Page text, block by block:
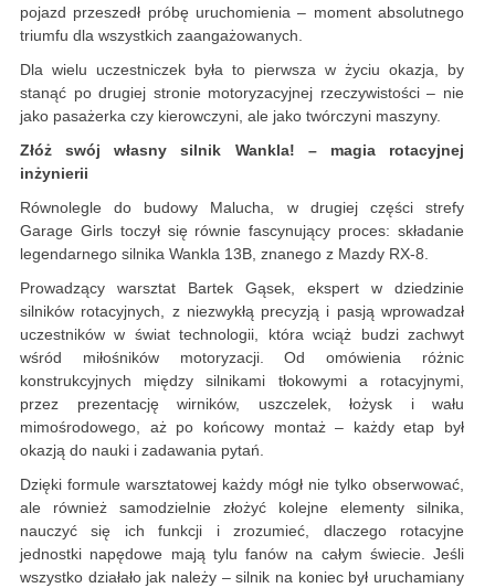
pojazd przeszedł próbę uruchomienia – moment absolutnego
triumfu dla wszystkich zaangażowanych.
Dla wielu uczestniczek była to pierwsza w życiu okazja, by
stanąć po drugiej stronie motoryzacyjnej rzeczywistości – nie
jako pasażerka czy kierowczyni, ale jako twórczyni maszyny.
Złóż swój własny silnik Wankla! – magia rotacyjnej
inżynierii
Równolegle do budowy Malucha, w drugiej części strefy
Garage Girls toczył się równie fascynujący proces: składanie
legendarnego silnika Wankla 13B, znanego z Mazdy RX-8.
Prowadzący warsztat Bartek Gąsek, ekspert w dziedzinie
silników rotacyjnych, z niezwykłą precyzją i pasją wprowadzał
uczestników w świat technologii, która wciąż budzi zachwyt
wśród miłośników motoryzacji. Od omówienia różnic
konstrukcyjnych między silnikami tłokowymi a rotacyjnymi,
przez prezentację wirników, uszczelek, łożysk i wału
mimośrodowego, aż po końcowy montaż – każdy etap był
okazją do nauki i zadawania pytań.
Dzięki formule warsztatowej każdy mógł nie tylko obserwować,
ale również samodzielnie złożyć kolejne elementy silnika,
nauczyć się ich funkcji i zrozumieć, dlaczego rotacyjne
jednostki napędowe mają tylu fanów na całym świecie. Jeśli
wszystko działało jak należy – silnik na koniec był uruchamiany